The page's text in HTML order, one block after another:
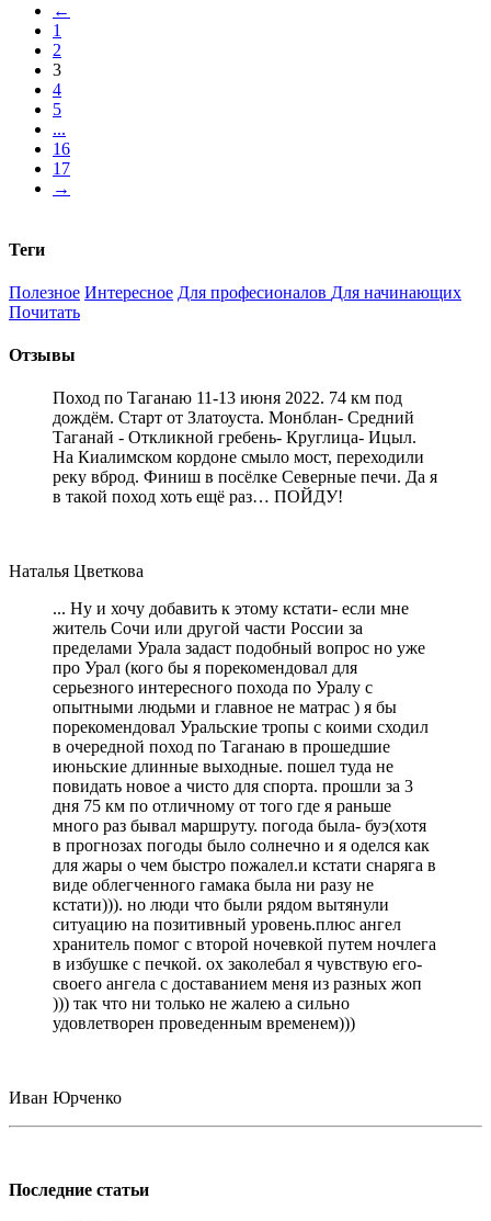
←
1
2
3
4
5
...
16
17
→
Теги
Полезное Интересное Для професионалов Для начинающих
Почитать
Отзывы
Поход по Таганаю 11-13 июня 2022. 74 км под
дождём. Старт от Златоуста. Монблан- Средний
Таганай - Откликной гребень- Круглица- Ицыл.
На Киалимском кордоне смыло мост, переходили
реку вброд. Финиш в посёлке Северные печи. Да я
в такой поход хоть ещё раз… ПОЙДУ!
Наталья Цветкова
... Ну и хочу добавить к этому кстати- если мне
житель Сочи или другой части России за
пределами Урала задаст подобный вопрос но уже
про Урал (кого бы я порекомендовал для
серьезного интересного похода по Уралу с
опытными людьми и главное не матрас ) я бы
порекомендовал Уральские тропы с коими сходил
в очередной поход по Таганаю в прошедшие
июньские длинные выходные. пошел туда не
повидать новое а чисто для спорта. прошли за 3
дня 75 км по отличному от того где я раньше
много раз бывал маршруту. погода была- буэ(хотя
в прогнозах погоды было солнечно и я оделся как
для жары о чем быстро пожалел.и кстати снаряга в
виде облегченного гамака была ни разу не
кстати))). но люди что были рядом вытянули
ситуацию на позитивный уровень.плюс ангел
хранитель помог с второй ночевкой путем ночлега
в избушке с печкой. ох заколебал я чувствую его-
своего ангела с доставанием меня из разных жоп
))) так что ни только не жалею а сильно
удовлетворен проведенным временем)))
Иван Юрченко
Последние статьи